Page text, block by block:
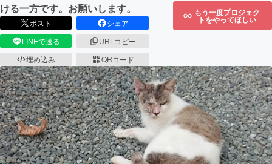
ける一方です。お願いします。
ポスト
シェア
LINEで送る
URLコピー
埋め込み
QRコード
もう一度プロジェク
トをやってほしい